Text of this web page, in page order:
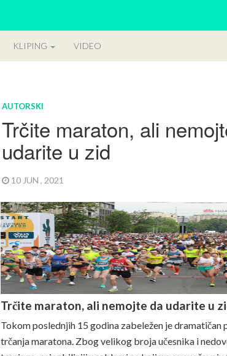
KLIPING VIDEO
AUTORSKI
Trčite maraton, ali
udarite u zid
10 JUN , 2021
Trčite maraton, ali nemojte da udarite u
Tokom poslednjih 15 godina zabeležen je
trčanja maratona. Zbog velikog broja učesnika i